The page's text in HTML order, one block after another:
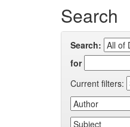
Search
Search:
for
Current filters: